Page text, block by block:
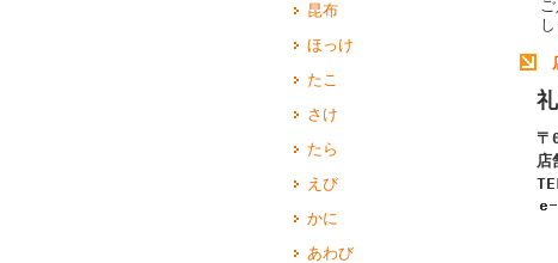
昆布
ほっけ
たこ
さけ
たら
えび
かに
あわび
し
〒